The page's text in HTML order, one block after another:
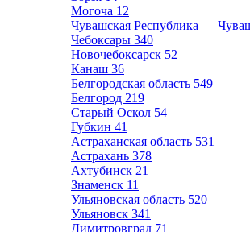
Могоча 12
Чувашская Республика —
Чебоксары 340
Новочебоксарск 52
Канаш 36
Белгородская область 549
Белгород 219
Старый Оскол 54
Губкин 41
Астраханская область 531
Астрахань 378
Ахтубинск 21
Знаменск 11
Ульяновская область 520
Ульяновск 341
Димитровград 71